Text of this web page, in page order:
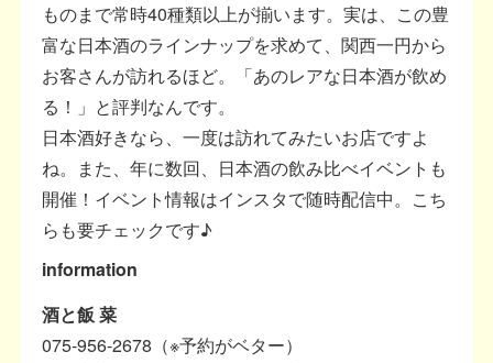
ものまで常時40種類以上が揃います。実は、この豊
富な日本酒のラインナップを求めて、関西一円から
お客さんが訪れるほど。「あのレアな日本酒が飲め
る！」と評判なんです。
日本酒好きなら、一度は訪れてみたいお店ですよ
ね。また、年に数回、日本酒の飲み比べイベントも
開催！イベント情報はインスタで随時配信中。こち
らも要チェックです♪
information
酒と飯 菜
075-956-2678（※予約がベター）